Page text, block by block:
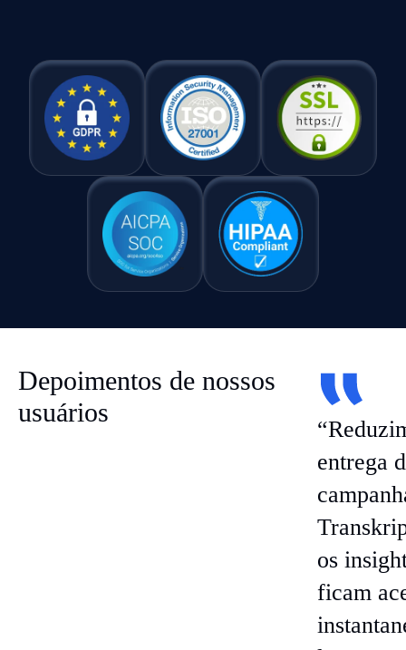
Depoimentos de nossos
usuários
entrega
os
ficam